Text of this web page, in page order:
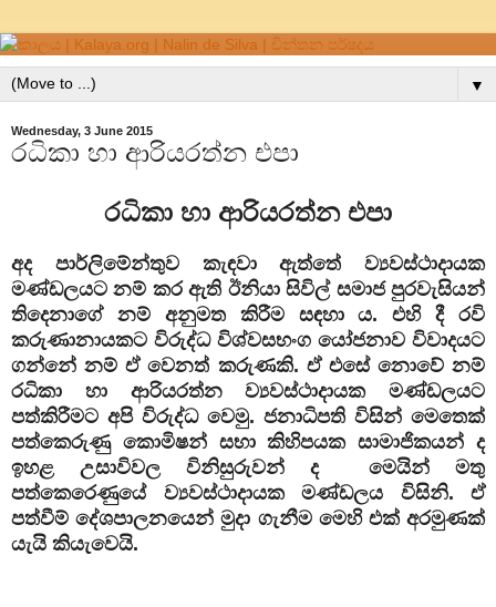
▼
Wednesday, 3 June 2015
රධිකා හා ආරියරත්න එපා
රධිකා හා ආරියරත්න එපා
අද පාර්ලිමේන්තුව කැඳවා ඇත්තේ ව්‍යවස්ථාදායක
මණ්ඩලයට නම් කර ඇති ඊනියා සිවිල් සමාජ පුරවැසියන්
තිදෙනාගේ නම් අනුමත කිරීම සඳහා ය. එහි දී රවි
කරුණානායකට විරුද්ධ විශ්වසභංග යෝජනාව විවාදයට
ගන්නේ නම් ඒ වෙනත් කරුණකි. ඒ එසේ නොවේ නම්
රධිකා හා ආරියරත්න ව්‍යවස්ථාදායක මණ්ඩලයට
පත්කිරීමට අපි විරුද්ධවෙමු. ජනාධිපති විසින් මෙතෙක්
පත්කෙරුණු කොමිෂන් සභා කිහිපයක සාමාජිකයන් ද
ඉහළ උසාවිවල විනිසුරුවන් ද මෙයින් මතු
පත්කෙරෙණුයේ ව්‍යවස්ථාදායක මණ්ඩලය විසිනි. ඒ
පත්වීම් දේශපාලනයෙන් මුදා ගැනීම මෙහි එක් අරමුණක්
යැයි කියැවෙයි.